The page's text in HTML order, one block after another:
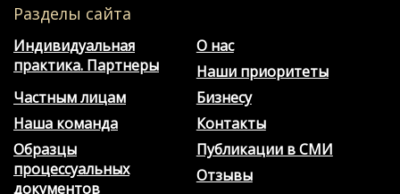
Разделы сайта
Индивидуальная
практика. Партнеры
О нас
Наши приоритеты
Частным лицам
Бизнесу
Наша команда
Контакты
Образцы
процессуальных
документов
Публикации в СМИ
Отзывы